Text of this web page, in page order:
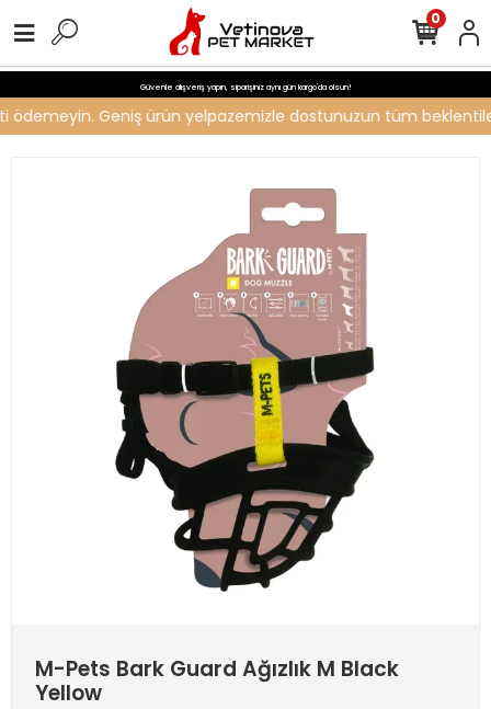
Güvenle alışveriş yapın, siparişiniz aynı gün kargo'da olsun!
Geniş ürün yelpazemizle dostunuzun tüm
0
M-Pets Bark Guard Ağızlık M Black
Yellow